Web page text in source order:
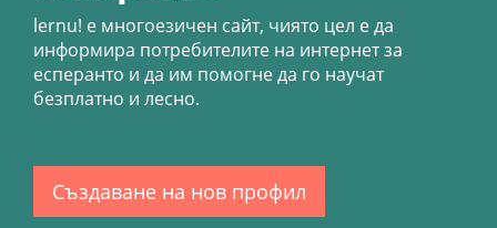
lernu! е многоезичен сайт, чиято цел е да
информира потребителите на интернет за
есперанто и да им помогне да го научат
безплатно и лесно.
Създаване на нов профил